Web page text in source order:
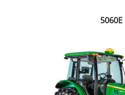
5060E